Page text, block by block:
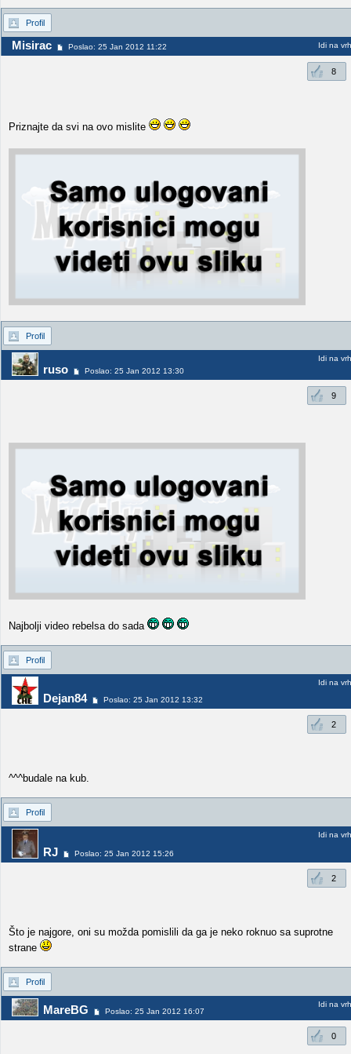
Profil
Misirac Poslao: 25 Jan 2012 11:22 Idi na vrh
8
Priznajte da svi na ovo mislite
Profil
ruso Poslao: 25 Jan 2012 13:30
Idi na vrh
9
Najbolji video rebelsa do sada
Profil
Dejan84 Poslao: 25 Jan 2012 13:32
Idi na vrh
2
^^^budale na kub.
Profil
RJ Poslao: 25 Jan 2012 15:26
Idi na vrh
2
Što je najgore, oni su možda pomislili da ga je neko roknuo sa suprotne
strane
Profil
MareBG Poslao: 25 Jan 2012 16:07
Idi na vrh
0